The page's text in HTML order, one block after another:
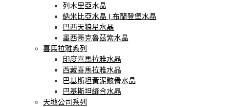
列木里亞水晶
納米比亞水晶 | 布蘭登堡水晶
巴西天狼星水晶
墨西哥克魯茲紫水晶
喜馬拉雅系列
印度喜馬拉雅水晶
西藏喜馬拉雅水晶
巴基斯坦黃泥骸骨水晶
巴基斯坦縫合水晶
天地公司系列